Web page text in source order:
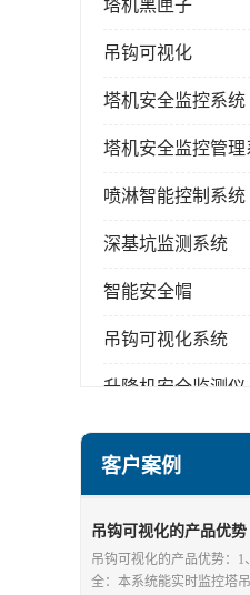
塔机黑匣子
吊钩可视化
塔机安全监控系统
塔机安全监控管理
喷淋智能控制系统
深基坑监测系统
智能安全帽
吊钩可视化系统
升降机安全监测仪
客户案例
吊钩可视化的产品优势
吊钩可视化的产品优势：1
全：本系统能实时监控塔